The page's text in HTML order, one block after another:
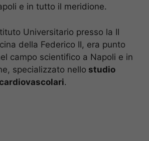
e in tutto il meridione.
Universitario presso la II
della Federico II, era punto
campo scientifico a Napoli e in
specializzato nello studio
.